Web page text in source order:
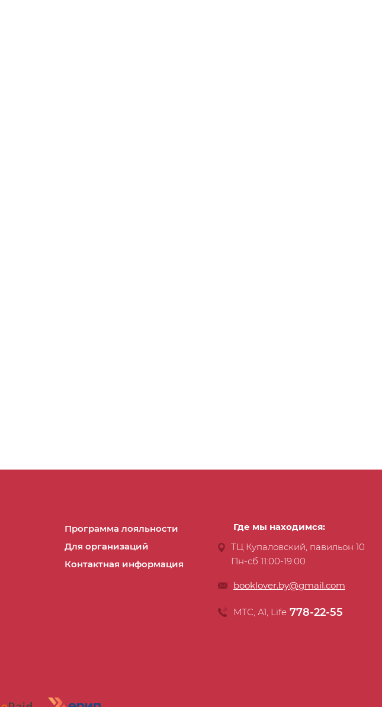
Программа лояльности
Для организаций
Контактная информация
Где мы находимся:
ТЦ Купаловский, павильон 10
Пн-сб 11:00-19:00
booklover.by@gmail.com
МТС, А1, Life 778-22-55